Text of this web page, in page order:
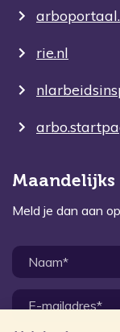
rie.nl
Meld je dan aan